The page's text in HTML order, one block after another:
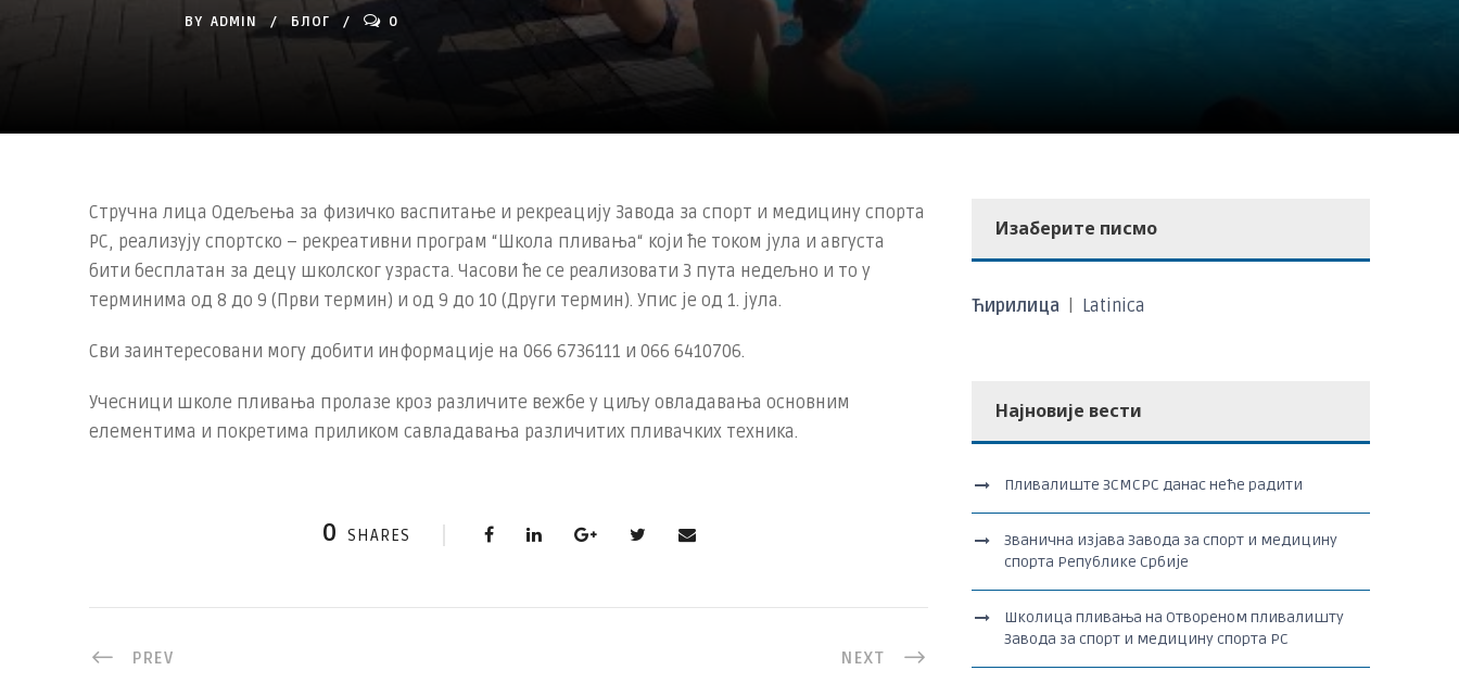
BY ADMIN БЛОГ 0
Стручна лица Одељења за физичко васпитање и рекреацију Завода за спорт и медицину спорта
РС, реализују спортско – рекреативни програм “Школа пливања“ који ће током јула и августа
бити бесплатан за децу школског узраста. Часови ће се реализовати 3 пута недељно и то у
терминима од 8 до 9 (Први термин) и од 9 до 10 (Други термин). Упис је од 1. јула.
Сви заинтересовани могу добити информације на 066 6736111 и 066 6410706.
Учесници школе пливања пролазе кроз различите вежбе у циљу овладавања основним
елементима и покретима приликом савладавања различитих пливачких техника.
0 SHARES
PREV NEXT
Изаберите писмо
Ћирилица Latinica
Најновије вести
Пливалиште ЗСМСРС данас неће радити
Званична изјава Завода за спорт и медицину
спорта Републике Србије
Школица пливања на Отвореном пливалишту
Завода за спорт и медицину спорта РС